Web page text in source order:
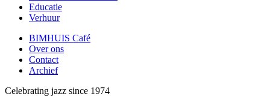
Educatie
Verhuur
BIMHUIS Café
Over ons
Contact
Archief
Celebrating jazz since 1974